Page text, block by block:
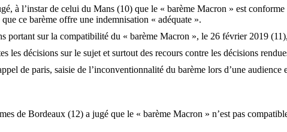
à l’instar de celui du Mans (10) que le « barème Macron » est
ce barème offre une indemnisation « adéquate ».
portant sur la compatibilité du « barème Macron », le 26 février 2019
les décisions sur le sujet et surtout des recours contre les décisions
de paris, saisie de l’inconventionnalité du barème lors d’une
de Bordeaux (12) a jugé que le « barème Macron » n’est pas